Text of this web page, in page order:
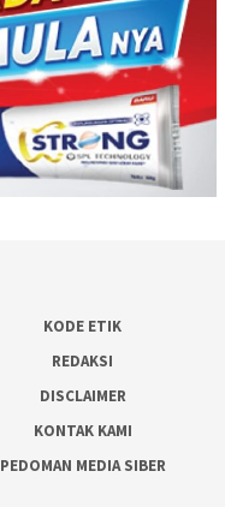
KODE ETIK
REDAKSI
DISCLAIMER
KONTAK KAMI
PEDOMAN MEDIA SIBER